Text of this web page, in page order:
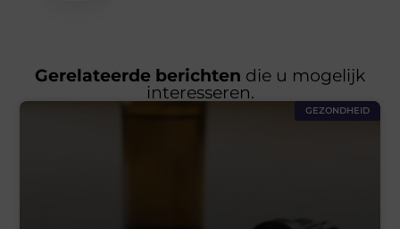
Gerelateerde berichten die u mogelijk
interesseren.
GEZONDHEID